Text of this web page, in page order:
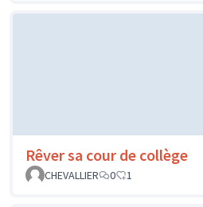
Rêver sa cour de collège
CHEVALLIER
0 1